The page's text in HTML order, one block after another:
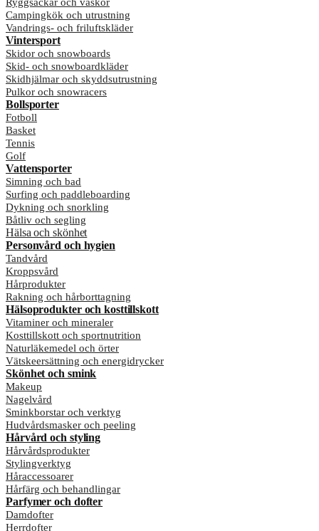
Campingkök och utrustning
Vandrings- och friluftskläder
Vintersport
Skidor och snowboards
Skid- och snowboardkläder
Skidhjälmar och skyddsutrustning
Pulkor och snowracers
Bollsporter
Fotboll
Basket
Tennis
Golf
Vattensporter
Simning och bad
Surfing och paddleboarding
Dykning och snorkling
Båtliv och segling
Hälsa och skönhet
Personvård och hygien
Tandvård
Kroppsvård
Hårprodukter
Rakning och hårborttagning
Hälsoprodukter och kosttillskott
Vitaminer och mineraler
Kosttillskott och sportnutrition
Naturläkemedel och örter
Vätskeersättning och energidrycker
Skönhet och smink
Makeup
Nagelvård
Sminkborstar och verktyg
Hudvårdsmasker och peeling
Hårvård och styling
Hårvårdsprodukter
Stylingverktyg
Håraccessoarer
Hårfärg och behandlingar
Parfymer och dofter
Damdofter
Herrdofter